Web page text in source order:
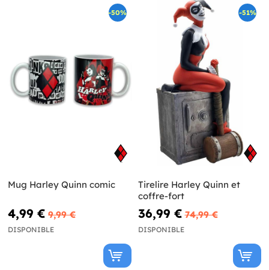
-50%
Mug Harley Quinn comic
4,99 € 9,99 €
DISPONIBLE
-51%
Tirelire Harley Quinn et
coffre-fort
36,99 € 74,99 €
DISPONIBLE